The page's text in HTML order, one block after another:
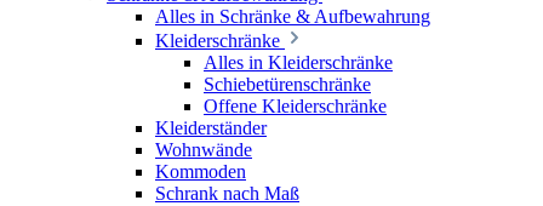
Alles in Schränke & Aufbewahrung
Kleiderschränke
Alles in Kleiderschränke
Schiebetürenschränke
Offene Kleiderschränke
Kleiderständer
Wohnwände
Kommoden
Schrank nach Maß